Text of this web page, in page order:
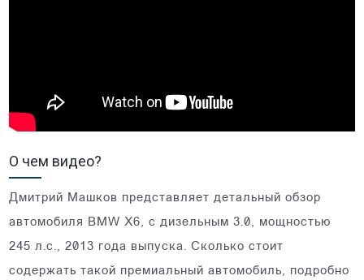
О чем видео?
Дмитрий Машков представляет детальный обзор
автомобиля BMW Х6, c дизельным 3.0, мощностью
245 л.с., 2013 года выпуска. Сколько стоит
содержать такой премиальный автомобиль, подробно